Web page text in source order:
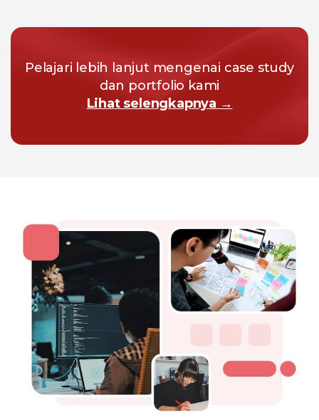
Pelajari lebih lanjut mengenai case study
dan portfolio kami
Lihat selengkapnya →